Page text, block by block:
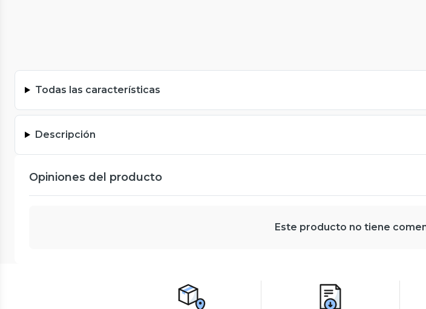
Todas las características
Descripción
Opiniones del producto
Este producto no tiene